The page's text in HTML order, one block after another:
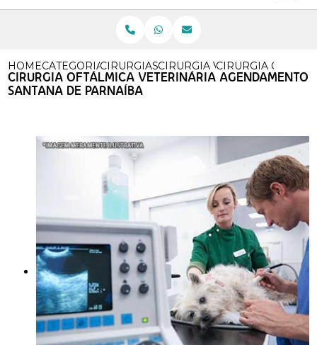
HOMECATEGORIASCIRURGIAS VETERINARIAS
CIRURGIA VETERINARIA
CIRURGIA
CIRURGIA OFTÁLMICA VETERINÁRIA AGENDAMENTO
SANTANA DE PARNAÍBA